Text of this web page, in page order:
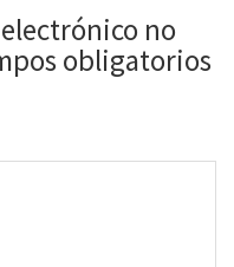
no
obligatorios